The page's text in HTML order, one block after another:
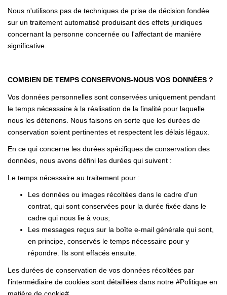
Nous n'utilisons pas de techniques de prise de décision fondée
sur un traitement automatisé produisant des effets juridiques
concernant la personne concernée ou l'affectant de manière
significative.
COMBIEN DE TEMPS CONSERVONS-NOUS VOS DONNÉES ?
Vos données personnelles sont conservées uniquement pendant
le temps nécessaire à la réalisation de la finalité pour laquelle
nous les détenons. Nous faisons en sorte que les durées de
conservation soient pertinentes et respectent les délais légaux.
En ce qui concerne les durées spécifiques de conservation des
données, nous avons défini les durées qui suivent :
Le temps nécessaire au traitement pour :
Les données ou images récoltées dans le cadre d'un
contrat, qui sont conservées pour la durée fixée dans le
cadre qui nous lie à vous;
Les messages reçus sur la boîte e-mail générale qui sont,
en principe, conservés le temps nécessaire pour y
répondre. Ils sont effacés ensuite.
Les durées de conservation de vos données récoltées par
l'intermédiaire de cookies sont détaillées dans notre #Politique en
matière de cookie#.